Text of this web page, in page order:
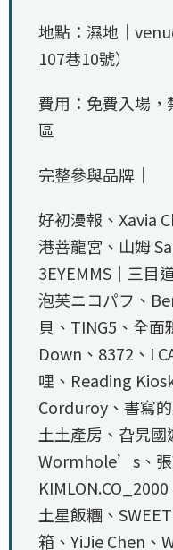
地點：濕地｜
107巷10號）
費用：免費入場
區
完整參與品牌｜
好初漫報、Xavia
港菩龍宮、山姆
3͏E͏Y͏E͏M͏M͏S͏｜三目
泡芙ニコパフ、
貝、TING5、全
Down、8372、I
哩、Reading
Corduroy、書寫
土土產房、旮旯國
Wormhole’s、張
土星飯糰、
箱、YiJie Chen、